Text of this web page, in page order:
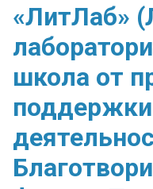
«ЛитЛаб»
школа от